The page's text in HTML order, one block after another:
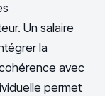
Un salaire
la
avec
permet